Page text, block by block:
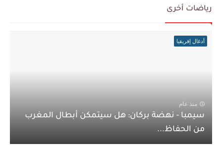
رياضات أخرى
أدغال إفريقيا
منذ عام
سيمبا - نهضة بركان: هل سيتمكن أبطال المغرب
من الحفاظ...